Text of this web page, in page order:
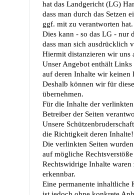
hat das Landgericht (LG)
dass man durch das Setzen
ggf. mit zu verantworten hat.
Dies kann - so das LG - nur
dass man sich ausdrücklich
Hiermit distanzieren wir uns
Unser Angebot enthält
auf deren Inhalte wir keinen
Deshalb können wir für
übernehmen.
Für die Inhalte der
Betreiber der Seiten
Unsere
die Richtigkeit deren Inhalte!
Die verlinkten Seiten
auf mögliche
Rechtswidrige Inhalte
erkennbar.
Eine permanente inhaltliche